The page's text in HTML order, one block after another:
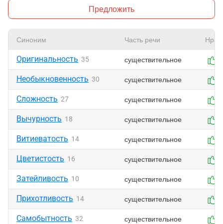
Предложить
Синоним Часть речи
Оригинальность 35 существительное
Необыкновенность 30 существительное
Сложность 27 существительное
Вычурность 18 существительное
Витиеватость 14 существительное
Цветистость 16 существительное
Затейливость 10 существительное
Прихотливость 14 существительное
Самобытность 32 существительное